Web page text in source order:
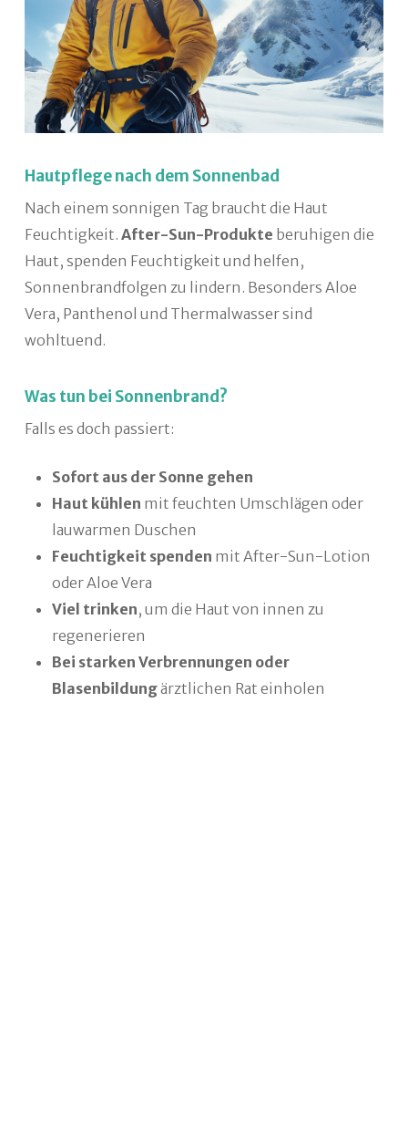
Hautpflege nach dem Sonnenbad
Nach einem sonnigen Tag braucht die Haut
Feuchtigkeit. After-Sun-Produkte beruhigen die
Haut, spenden Feuchtigkeit und helfen,
Sonnenbrandfolgen zu lindern. Besonders Aloe
Vera, Panthenol und Thermalwasser sind
wohltuend.
Was tun bei Sonnenbrand?
Falls es doch passiert:
Sofort aus der Sonne gehen
Haut kühlen mit feuchten Umschlägen oder
lauwarmen Duschen
Feuchtigkeit spenden mit After-Sun-Lotion
oder Aloe Vera
Viel trinken, um die Haut von innen zu
regenerieren
Bei starken Verbrennungen oder
Blasenbildungärztlichen Rat einholen